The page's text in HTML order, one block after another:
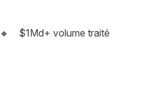
🔸 $1Md+ volume traité